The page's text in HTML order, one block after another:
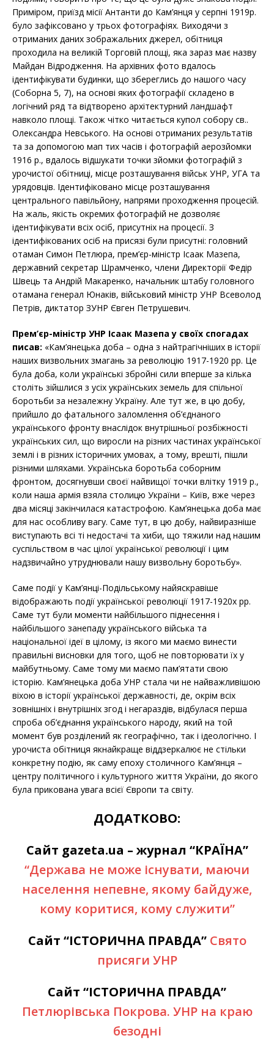
Приміром, приїзд місії Антанти до Кам’янця у серпні 1919р.
було зафіксовано у трьох фотографіях. Виходячи з
отриманих даних зображальних джерел, обітниця
проходила на великій Торговій площі, яка зараз має назву
Майдан Відродження. На архівних фото вдалось
ідентифікувати будинки, що збереглись до нашого часу
(Соборна 5, 7), на основі яких фотографії складено в
логічний ряд та відтворено архітектурний ландшафт
навколо площі. Також чітко читається купол собору св..
Олександра Невського. На основі отриманих результатів
та за допомогою мап тих часів і фотографій аерозйомки
1916 р., вдалось відшукати точки зйомки фотографій з
урочистої обітниці, місце розташування військ УНР, УГА та
урядовців. Ідентифіковано місце розташування
центрального павільйону, напрями проходження процесій.
На жаль, якість окремих фотографій не дозволяє
ідентифікувати всіх осіб, присутніх на процесії. З
ідентифікованих осіб на присязі були присутні: головний
отаман Симон Петлюра, прем’єр-міністр Ісаак Мазепа,
державний секретар Шрамченко, члени Директорії Федір
Швець та Андрій Макаренко, начальник штабу головного
отамана генерал Юнаків, військовий міністр УНР Всеволод
Петрів, диктатор ЗУНР Євген Петрушевич.
Прем’єр-міністр УНР Ісаак Мазепа у своїх спогадах
писав: «Кам’янецька доба – одна з найтрагічніших в історії
наших визвольних змагань за революцію 1917-1920 рр. Це
була доба, коли українські збройні сили вперше за кілька
століть зійшлися з усіх українських земель для спільної
боротьби за незалежну Україну. Але тут же, в цю добу,
прийшло до фатального заломлення об’єднаного
українського фронту внаслідок внутрішньої розбіжності
українських сил, що виросли на різних частинах української
землі і в різних історичних умовах, а тому, врешті, пішли
різними шляхами. Українська боротьба соборним
фронтом, досягнувши своєї найвищої точки влітку 1919 р.,
коли наша армія взяла столицю України – Київ, вже через
два місяці закінчилася катастрофою. Кам’янецька доба має
для нас особливу вагу. Саме тут, в цю добу, найвиразніше
виступають всі ті недостачі та хиби, що тяжили над нашим
суспільством в час цілої української революції і цим
надзвичайно утруднювали нашу визвольну боротьбу».
Саме події у Кам’янці-Подільському найяскравіше
відображають події української революції 1917-1920х рр.
Саме тут були моменти найбільшого піднесення і
найбільшого занепаду українського війська та
національної ідеї в цілому, із якого ми маємо винести
правильні висновки для того, щоб не повторювати їх у
майбутньому. Саме тому ми маємо пам’ятати свою
історію. Кам’янецька доба УНР стала чи не найважливішою
віхою в історії української державності, де, окрім всіх
зовнішніх і внутрішніх згод і негараздів, відбулася перша
спроба об’єднання українського народу, який на той
момент був розділений як географічно, так і ідеологічно. І
урочиста обітниця якнайкраще віддзеркалює не стільки
конкретну подію, як саму епоху столичного Кам’янця –
центру політичного і культурного життя України, до якого
була прикована увага всієї Європи та світу.
ДОДАТКОВО:
Сайт gazeta.ua – журнал “КРАЇНА”
“Держава не може існувати, маючи
населення непевне, якому байдуже,
кому коритися, кому служити”
Сайт “ІСТОРИЧНА ПРАВДА” Свято
присяги УНР
Сайт “ІСТОРИЧНА ПРАВДА”
Петлюрівська Покрова. УНР на краю
безодні